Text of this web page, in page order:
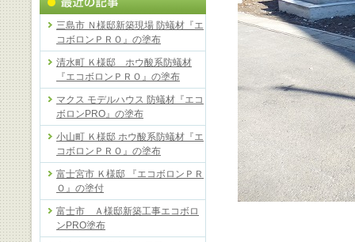
三島市 Ｎ様邸新築現場 防蟻材『エ
コボロンＰＲＯ』の塗布
清水町 Ｋ様邸 ホウ酸系防蟻材
『エコボロンＰＲＯ』の塗布
マクス モデルハウス 防蟻材『エコ
ボロンPRO』の塗布
小山町 Ｋ様邸 ホウ酸系防蟻材『エ
コボロンＰＲＯ』の塗布
富士宮市 Ｋ様邸 『エコボロンＰＲ
Ｏ』の塗付
富士市 Ａ様邸新築工事エコボロ
ンPRO塗布